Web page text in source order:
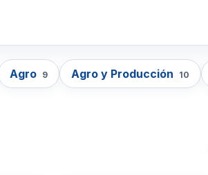
Agro 9 Agro y Producción 10